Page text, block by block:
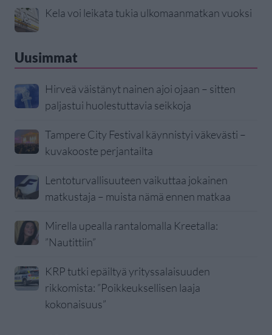
Kela voi leikata tukia ulkomaanmatkan vuoksi
Uusimmat
Hirveä väistänyt nainen ajoi ojaan – sitten
paljastui huolestuttavia seikkoja
Tampere City Festival käynnistyi väkevästi –
kuvakooste perjantailta
Lentoturvallisuuteen vaikuttaa jokainen
matkustaja – muista nämä ennen matkaa
Mirella upealla rantalomalla Kreetalla:
”Nautittiin”
KRP tutki epäiltyä yrityssalaisuuden
rikkomista: ”Poikkeuksellisen laaja
kokonaisuus”